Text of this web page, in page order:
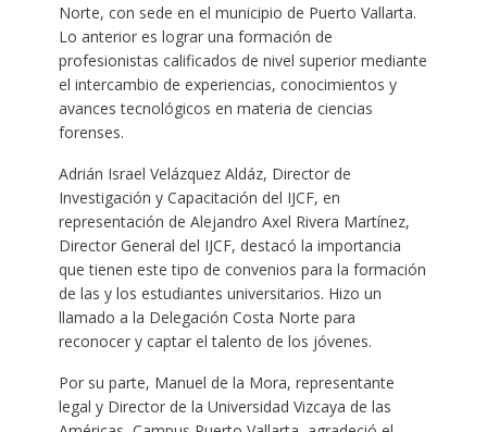
Norte, con sede en el municipio de Puerto Vallarta.
Lo anterior es lograr una formación de
profesionistas calificados de nivel superior mediante
el intercambio de experiencias, conocimientos y
avances tecnológicos en materia de ciencias
forenses.
Adrián Israel Velázquez Aldáz, Director de
Investigación y Capacitación del IJCF, en
representación de Alejandro Axel Rivera Martínez,
Director General del IJCF, destacó la importancia
que tienen este tipo de convenios para la formación
de las y los estudiantes universitarios. Hizo un
llamado a la Delegación Costa Norte para
reconocer y captar el talento de los jóvenes.
Por su parte, Manuel de la Mora, representante
legal y Director de la Universidad Vizcaya de las